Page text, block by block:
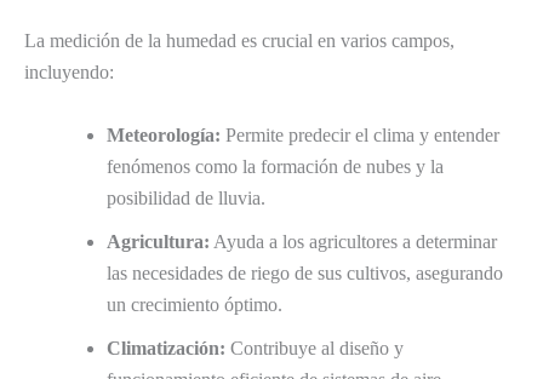
La medición de la humedad es crucial en varios campos,
incluyendo:
Meteorología: Permite predecir el clima y entender
fenómenos como la formación de nubes y la
posibilidad de lluvia.
Agricultura: Ayuda a los agricultores a determinar
las necesidades de riego de sus cultivos, asegurando
un crecimiento óptimo.
Climatización: Contribuye al diseño y